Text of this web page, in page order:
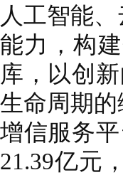
人工智能
能力，构
库，以创
生命周期
增信服务
21.39亿元